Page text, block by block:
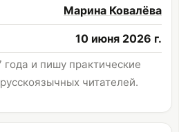
Марина Ковалёва
10 июня 2026 г.
и пишу практические
читателей.